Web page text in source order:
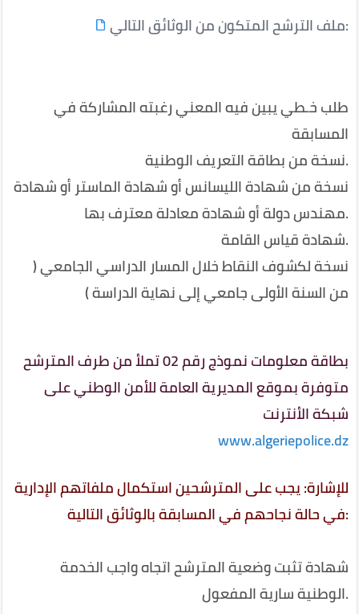
ملف الترشح المتكون من الوثائق التالي:
طلب خـطي يبين فيه المعني رغبته المشاركة في
المسابقة
نسخة من بطاقة التعريف الوطنية.
نسخة من شهادة الليسانس أو شهادة الماستر أو شهادة
مهندس دولة أو شهادة معادلة معترف بها.
شهادة قياس القامة.
نسخة لكشوف النقاط خلال المسار الدراسي الجامعي (
من السنة الأولى جامعي إلى نهاية الدراسة )
بطاقة معلومات نموذج رقم 02 تملأ من طرف المترشح
متوفرة بموقع المديرية العامة للأمن الوطني على
شبكة الأنترنت
www.algeriepolice.dz
للإشارة: يجب على المترشحين استكمال ملفاتهم الإدارية
في حالة نجاحهم في المسابقة بالوثائق التالية:
شهادة تثبت وضعية المترشح اتجاه واجب الخدمة
الوطنية سارية المفعول.